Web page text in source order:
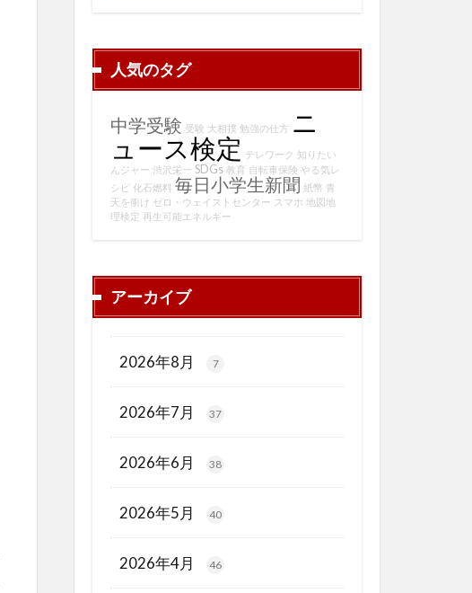
人気のタグ
中学受験 受験 大相撲 勉強の仕方 ニ
ュース検定 テレワーク 知りたい
んジャー 渋沢栄一 SDGs 教育 自転車保険 やる気レ
シピ 化石燃料 毎日小学生新聞 紙幣 青
天を衝け ゼロ・ウェイストセンター スマホ 地図地
理検定 再生可能エネルギー
アーカイブ
2026年8月 7
2026年7月 37
2026年6月 38
2026年5月 40
2026年4月 46